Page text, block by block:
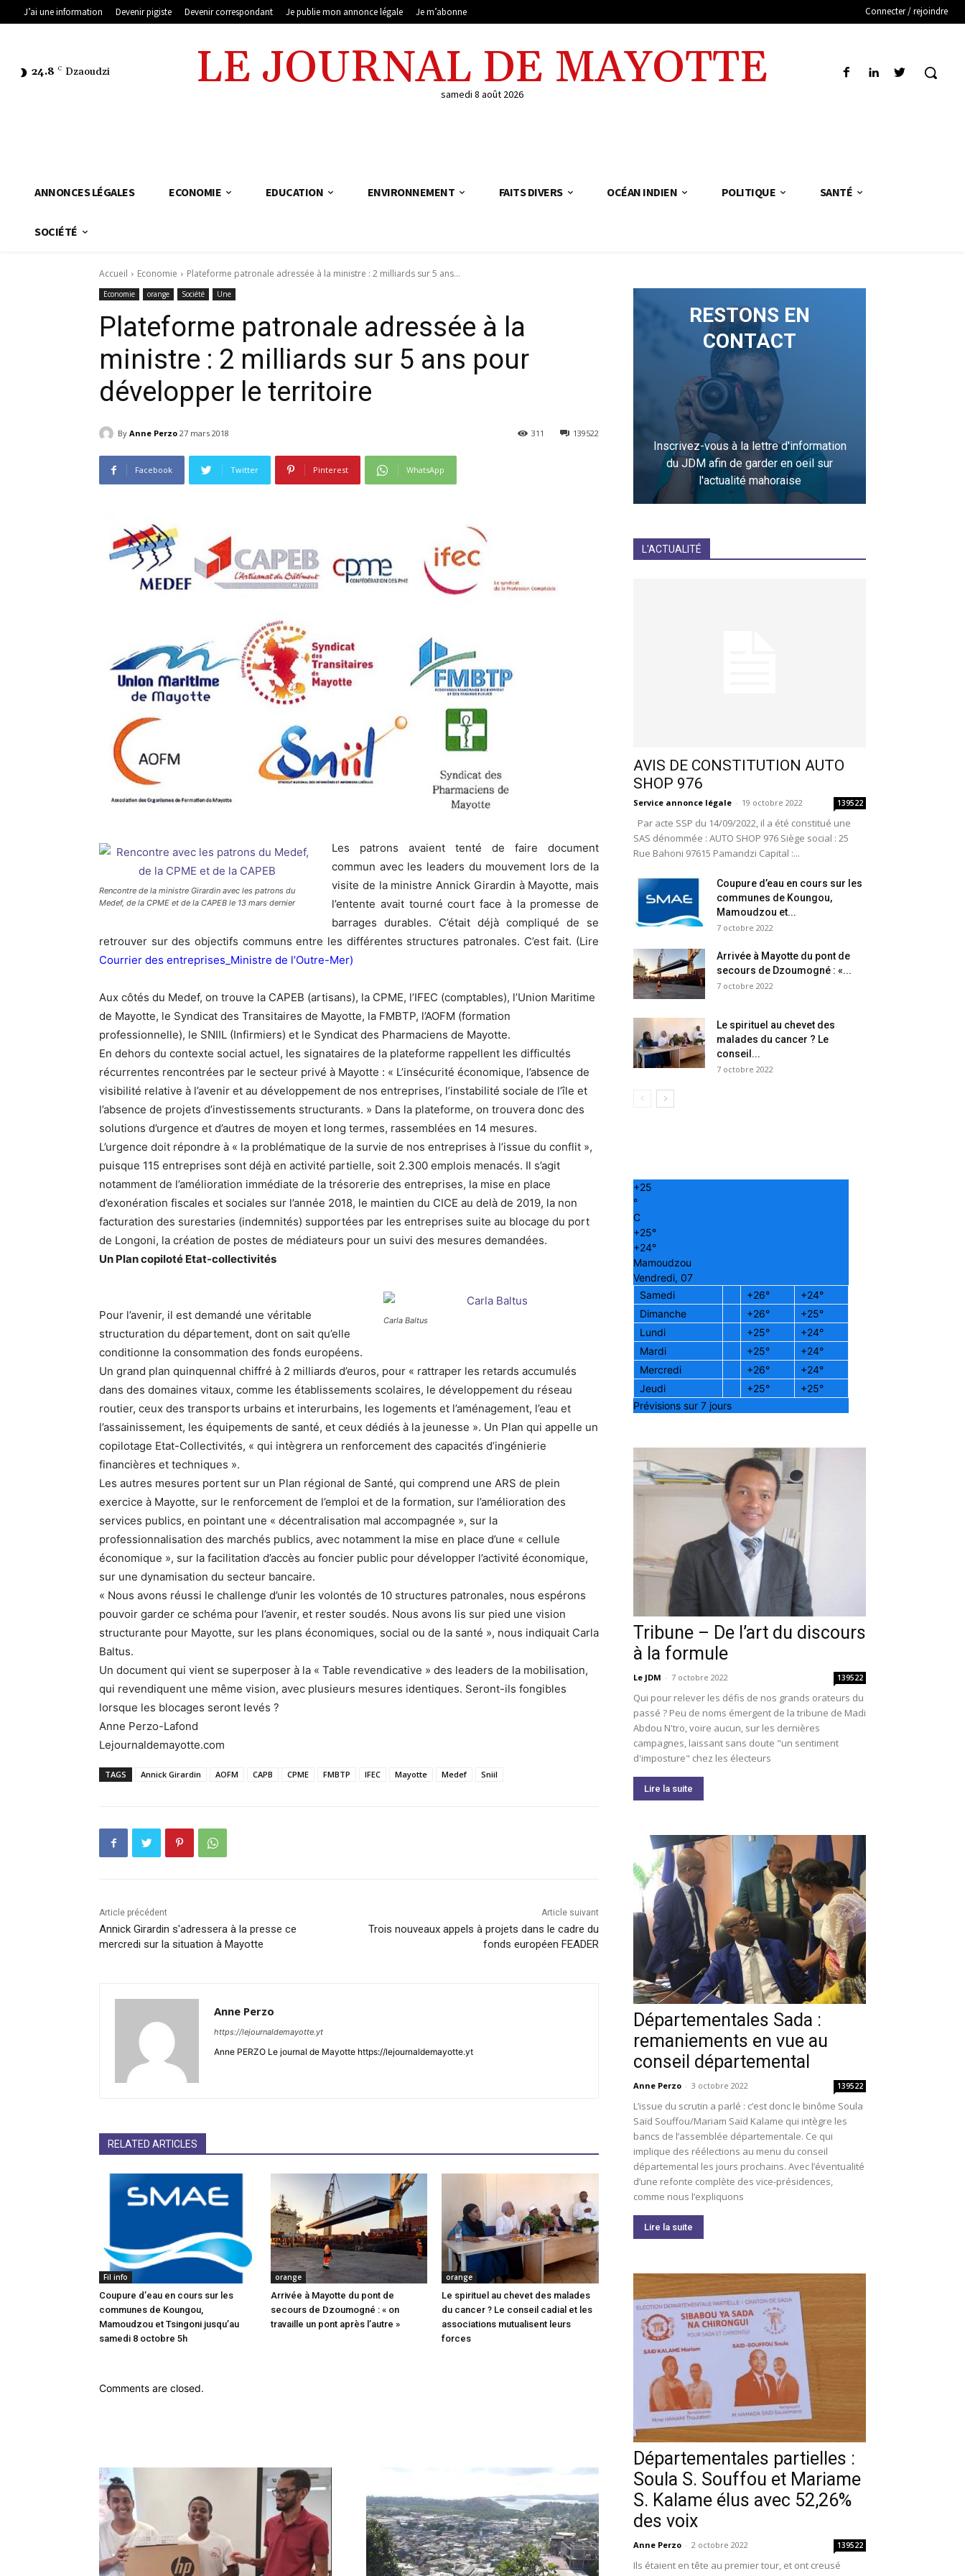
J’ai une information Devenir pigiste Devenir correspondant Je publie mon annonce légale Je m’abonne Connecter / rejoindre
24.8 C Dzaoudzi LE JOURNAL DE MAYOTTE
samedi 8 août 2026
ANNONCES LÉGALES ECONOMIE EDUCATION ENVIRONNEMENT FAITS DIVERS OCÉAN INDIEN POLITIQUE SANTÉ
SOCIÉTÉ
Accueil Economie Plateforme patronale adressée à la ministre : 2 milliards sur 5 ans...
Economie orange Société Une
Plateforme patronale adressée à la
ministre : 2 milliards sur 5 ans pour
développer le territoire
By Anne Perzo 27 mars 2018 139522
311
Facebook Twitter Pinterest WhatsApp
Rencontre de la ministre Girardin avec les patrons du
Medef, de la CPME et de la CAPEB le 13 mars dernier
Les patrons avaient tenté de faire document
commun avec les leaders du mouvement lors de la
visite de la ministre Annick Girardin à Mayotte, mais
l’entente avait tourné court face à la promesse de
barrages durables. C’était déjà compliqué de se
retrouver sur des objectifs communs entre les différentes structures patronales. C’est fait. (Lire
Courrier des entreprises_Ministre de l’Outre-Mer)
Aux côtés du Medef, on trouve la CAPEB (artisans), la CPME, l’IFEC (comptables), l’Union Maritime
de Mayotte, le Syndicat des Transitaires de Mayotte, la FMBTP, l’AOFM (formation
professionnelle), le SNIIL (Infirmiers) et le Syndicat des Pharmaciens de Mayotte.
En dehors du contexte social actuel, les signataires de la plateforme rappellent les difficultés
récurrentes rencontrées par le secteur privé à Mayotte : « L’insécurité économique, l’absence de
visibilité relative à l’avenir et au développement de nos entreprises, l’instabilité sociale de l’île et
l’absence de projets d’investissements structurants. » Dans la plateforme, on trouvera donc des
solutions d’urgence et d’autres de moyen et long termes, rassemblées en 14 mesures.
L’urgence doit répondre à « la problématique de la survie de nos entreprises à l’issue du conflit »,
puisque 115 entreprises sont déjà en activité partielle, soit 2.300 emplois menacés. Il s’agit
notamment de l’amélioration immédiate de la trésorerie des entreprises, la mise en place
d’exonération fiscales et sociales sur l’année 2018, le maintien du CICE au delà de 2019, la non
facturation des surestaries (indemnités) supportées par les entreprises suite au blocage du port
de Longoni, la création de postes de médiateurs pour un suivi des mesures demandées.
Un Plan copiloté Etat-collectivités
Carla Baltus
Pour l’avenir, il est demandé une véritable
structuration du département, dont on sait qu’elle
conditionne la consommation des fonds européens.
Un grand plan quinquennal chiffré à 2 milliards d’euros, pour « rattraper les retards accumulés
dans des domaines vitaux, comme les établissements scolaires, le développement du réseau
routier, ceux des transports urbains et interurbains, les logements et l’aménagement, l’eau et
l’assainissement, les équipements de santé, et ceux dédiés à la jeunesse ». Un Plan qui appelle un
copilotage Etat-Collectivités, « qui intègrera un renforcement des capacités d’ingénierie
financières et techniques ».
Les autres mesures portent sur un Plan régional de Santé, qui comprend une ARS de plein
exercice à Mayotte, sur le renforcement de l’emploi et de la formation, sur l’amélioration des
services publics, en pointant une « décentralisation mal accompagnée », sur la
professionnalisation des marchés publics, avec notamment la mise en place d’une « cellule
économique », sur la facilitation d’accès au foncier public pour développer l’activité économique,
sur une dynamisation du secteur bancaire.
« Nous avons réussi le challenge d’unir les volontés de 10 structures patronales, nous espérons
pouvoir garder ce schéma pour l’avenir, et rester soudés. Nous avons lis sur pied une vision
structurante pour Mayotte, sur les plans économiques, social ou de la santé », nous indiquait Carla
Baltus.
Un document qui vient se superposer à la « Table revendicative » des leaders de la mobilisation,
qui revendiquent une même vision, avec plusieurs mesures identiques. Seront-ils fongibles
lorsque les blocages seront levés ?
Anne Perzo-Lafond
Lejournaldemayotte.com
TAGS Annick Girardin AOFM CAPB CPME FMBTP IFEC Mayotte Medef Sniil
Article précédent
Annick Girardin s'adressera à la presse ce
mercredi sur la situation à Mayotte
Article suivant
Trois nouveaux appels à projets dans le cadre du
fonds européen FEADER
Anne Perzo
https://lejournaldemayotte.yt
Anne PERZO Le journal de Mayotte https://lejournaldemayotte.yt
RELATED ARTICLES
Fil info
Coupure d’eau en cours sur les
communes de Koungou,
Mamoudzou et Tsingoni jusqu’au
samedi 8 octobre 5h
orange
Arrivée à Mayotte du pont de
secours de Dzoumogné : « on
travaille un pont après l’autre »
orange
Le spirituel au chevet des malades
du cancer ? Le conseil cadial et les
associations mutualisent leurs
forces
Comments are closed.
RESTONS EN
CONTACT
Inscrivez-vous à la lettre d'information
du JDM afin de garder en oeil sur
l'actualité mahoraise
L'ACTUALITÉ
AVIS DE CONSTITUTION AUTO
SHOP 976
Service annonce légale - 19 octobre 2022 139522
Par acte SSP du 14/09/2022, il a été constitué une
SAS dénommée : AUTO SHOP 976 Siège social : 25
Rue Bahoni 97615 Pamandzi Capital :...
Coupure d’eau en cours sur les
communes de Koungou,
Mamoudzou et...
7 octobre 2022
Arrivée à Mayotte du pont de
secours de Dzoumogné : «...
7 octobre 2022
Le spirituel au chevet des
malades du cancer ? Le
conseil...
7 octobre 2022
+25
°
C
+25°
+24°
Mamoudzou
Vendredi, 07
Samedi
+26° +24°
Dimanche
+26° +25°
Lundi
+25° +24°
Mardi
+25° +24°
Mercredi
+26° +24°
Jeudi
+25° +25°
Prévisions sur 7 jours
Tribune – De l’art du discours
à la formule
Le JDM - 7 octobre 2022 139522
Qui pour relever les défis de nos grands orateurs du
passé ? Peu de noms émergent de la tribune de Madi
Abdou N'tro, voire aucun, sur les dernières
campagnes, laissant sans doute "un sentiment
d'imposture" chez les électeurs
Lire la suite
Départementales Sada :
remaniements en vue au
conseil départemental
Anne Perzo - 3 octobre 2022 139522
L’issue du scrutin a parlé : c’est donc le binôme Soula
Saïd Souffou/Mariam Saïd Kalame qui intègre les
bancs de l’assemblée départementale. Ce qui
implique des réélections au menu du conseil
départemental les jours prochains. Avec l’éventualité
d’une refonte complète des vice-présidences,
comme nous l’expliquons
Lire la suite
Départementales partielles :
Soula S. Souffou et Mariame
S. Kalame élus avec 52,26%
des voix
Anne Perzo - 2 octobre 2022 139522
Ils étaient en tête au premier tour, et ont creusé